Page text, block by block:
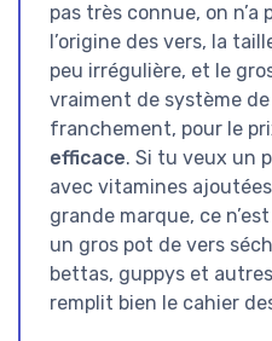
pas très connue, on n’a
l’origine des vers, la
peu irrégulière, et le
vraiment de système
franchement, pour le
efficace. Si tu veux un
avec vitamines
grande marque, ce
un gros pot de vers
bettas, guppys et
remplit bien le cahier